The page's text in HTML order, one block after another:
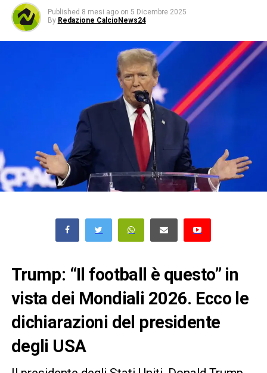
Published 8 mesi ago on 5 Dicembre 2025
By Redazione CalcioNews24
Trump: “Il football è questo” in
vista dei Mondiali 2026. Ecco le
dichiarazioni del presidente
degli USA